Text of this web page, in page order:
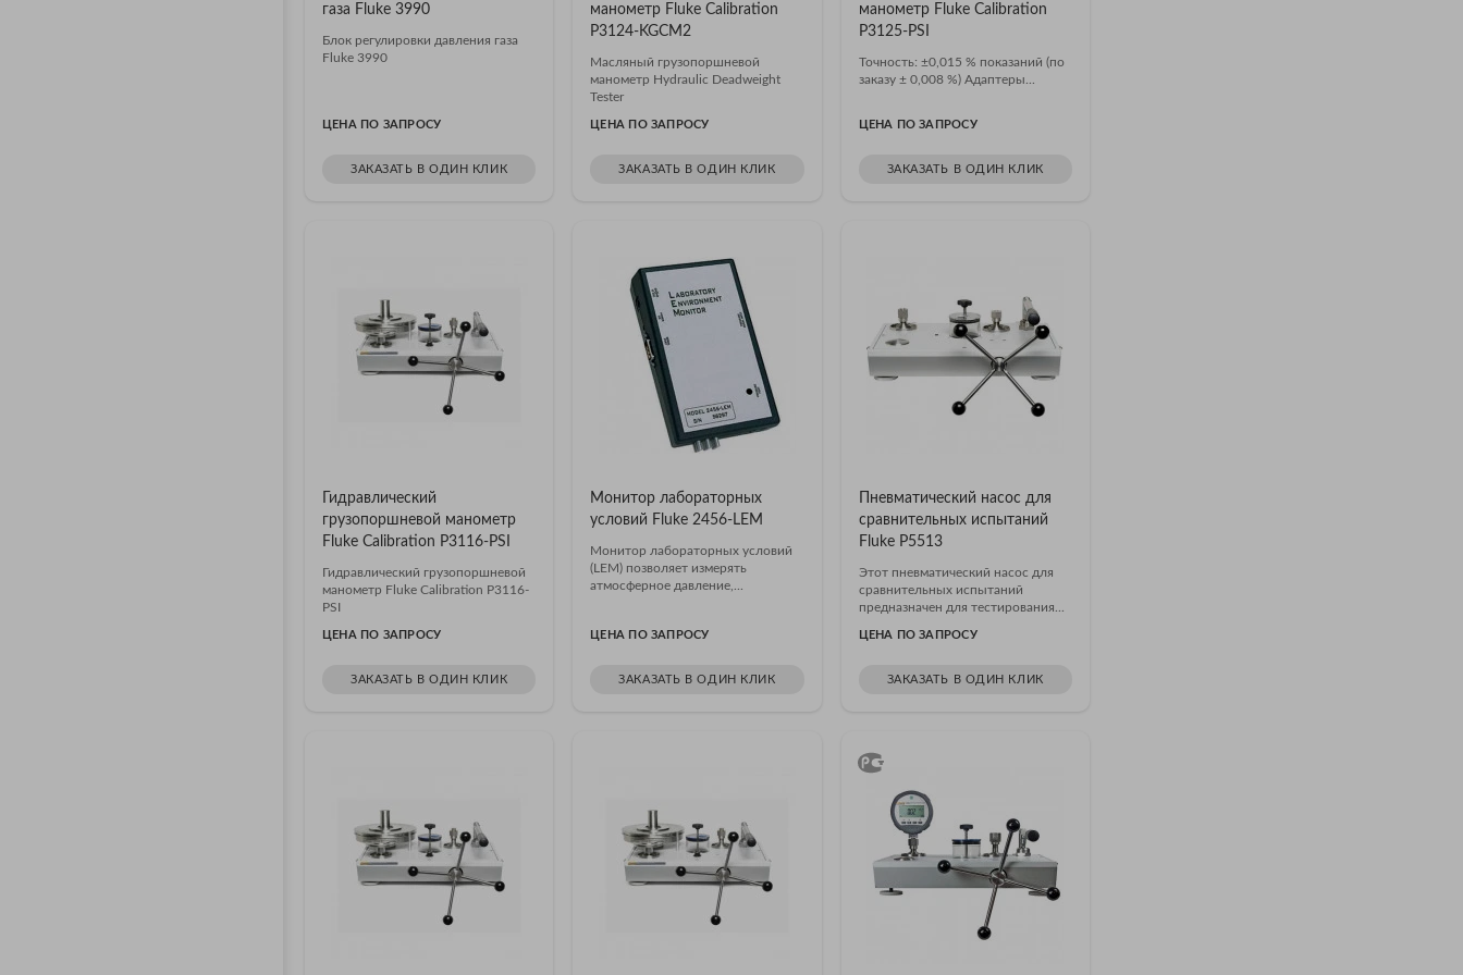
газа Fluke 3990
Блок регулировки давления газа
Fluke 3990
ЦЕНА ПО ЗАПРОСУ
ЗАКАЗАТЬ В ОДИН КЛИК
манометр Fluke Calibration
P3124-KGCM2
Масляный грузопоршневой
манометр Hydraulic Deadweight
Tester
ЦЕНА ПО ЗАПРОСУ
ЗАКАЗАТЬ В ОДИН КЛИК
манометр Fluke Calibration
P3125-PSI
Точность: ±0,015 % показаний (по
заказу ± 0,008 %) Адаптеры...
ЦЕНА ПО ЗАПРОСУ
ЗАКАЗАТЬ В ОДИН КЛИК
Гидравлический
грузопоршневой манометр
Fluke Calibration P3116-PSI
Гидравлический грузопоршневой
манометр Fluke Calibration P3116-
PSI
ЦЕНА ПО ЗАПРОСУ
ЗАКАЗАТЬ В ОДИН КЛИК
Монитор лабораторных
условий Fluke 2456-LEM
Монитор лабораторных условий
(LEM) позволяет измерять
атмосферное давление,...
ЦЕНА ПО ЗАПРОСУ
ЗАКАЗАТЬ В ОДИН КЛИК
Пневматический насос для
сравнительных испытаний
Fluke P5513
Этот пневматический насос для
сравнительных испытаний
предназначен для тестирования...
ЦЕНА ПО ЗАПРОСУ
ЗАКАЗАТЬ В ОДИН КЛИК